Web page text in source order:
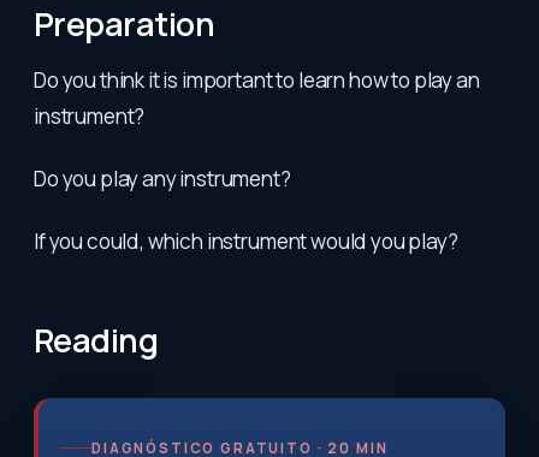
Preparation
Do you think it is important to learn how to play an
instrument?
Do you play any instrument?
If you could, which instrument would you play?
Reading
DIAGNÓSTICO GRATUITO · 20 MIN